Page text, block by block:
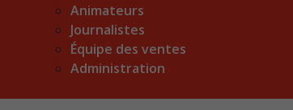
Animateurs
Journalistes
Équipe des ventes
Administration